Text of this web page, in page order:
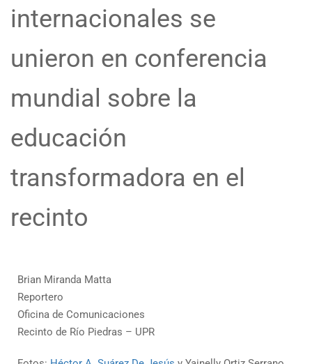
internacionales se
unieron en conferencia
mundial sobre la
educación
transformadora en el
recinto
Brian Miranda Matta
Reportero
Oficina de Comunicaciones
Recinto de Río Piedras – UPR